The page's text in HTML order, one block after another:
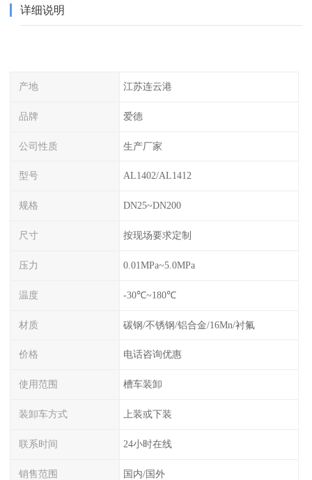
详细说明
产地 江苏连云港
品牌 爱德
公司性质 生产厂家
型号 AL1402/AL1412
规格 DN25~DN200
尺寸 按现场要求定制
压力 0.01MPa~5.0MPa
温度 -30℃~180℃
材质 碳钢/不锈钢/铝合金/16Mn/衬氟
价格 电话咨询优惠
使用范围 槽车装卸
装卸车方式 上装或下装
联系时间 24小时在线
销售范围 国内/国外